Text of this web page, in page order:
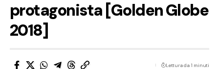
protagonista [Golden Globe
2018]
Lettura da 1 minuti